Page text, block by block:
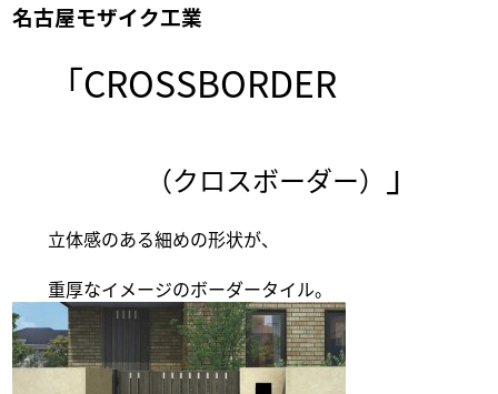
名古屋モザイク工業
「CROSSBORDER
（クロスボーダー） 」
立体感のある細めの形状が、
重厚なイメージのボーダータイル。